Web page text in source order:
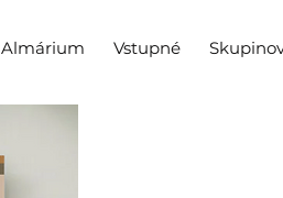
Almárium Vstupné